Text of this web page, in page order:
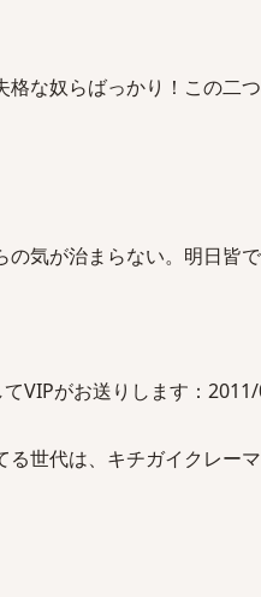
格な奴らばっかり！この二
の気が治まらない。明日皆
VIPがお送りします：
世代は、キチガイクレー